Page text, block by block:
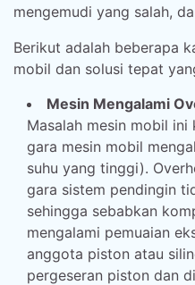
mengemudi yang salah,
Berikut adalah beberapa
mobil dan solusi tepat
Mesin Mengalami
Masalah mesin mobil
gara mesin mobil
suhu yang tinggi).
gara sistem pendingin
sehingga sebabkan
mengalami pemuaian
anggota piston atau
pergeseran piston dan